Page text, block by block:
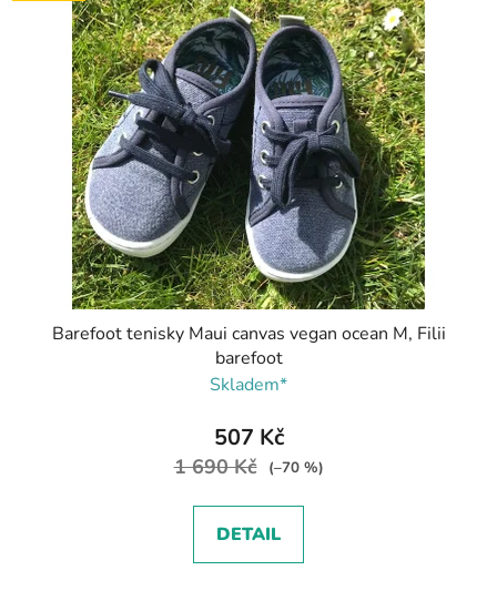
Barefoot tenisky Maui canvas vegan ocean M, Filii
barefoot
Skladem*
507 Kč
1 690 Kč (–70 %)
DETAIL